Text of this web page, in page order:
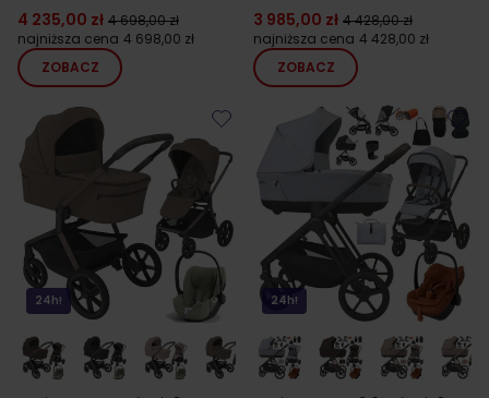
4 235,00 zł 4 698,00 zł
najniższa cena 4 698,00 zł
ZOBACZ
3 985,00 zł 4 428,00 zł
najniższa cena 4 428,00 zł
ZOBACZ
24h! 24h!